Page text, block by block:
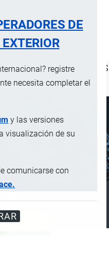
DE
registre
necesita completar el
y las versiones
visualización de su
comunicarse con
y alambre, de
DE CONTENIDOS
ANUNCIAR